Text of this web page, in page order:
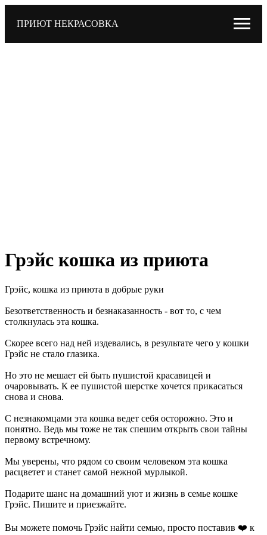
ПРИЮТ НЕКРАСОВКА
Грэйс кошка из приюта
Грэйс, кошка из приюта в добрые руки
Безответственность и безнаказанность - вот то, с чем
столкнулась эта кошка.
Скорее всего над ней издевались, в результате чего у кошки
Грэйс не стало глазика.
Но это не мешает ей быть пушистой красавицей и
очаровывать. К ее пушистой шерстке хочется прикасаться
снова и снова.
С незнакомцами эта кошка ведет себя осторожно. Это и
понятно. Ведь мы тоже не так спешим открыть свои тайны
первому встречному.
Мы уверены, что рядом со своим человеком эта кошка
расцветет и станет самой нежной мурлыкой.
Подарите шанс на домашний уют и жизнь в семье кошке
Грэйс. Пишите и приезжайте.
Вы можете помочь Грэйс найти семью, просто поставив ❤️ к